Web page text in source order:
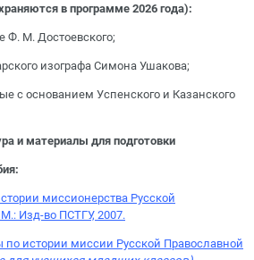
в программе 2026 года):
Ф. М. Достоевского;
изографа Симона Ушакова;
с основанием Успенского и Казанского
и материалы для подготовки
миссионерства Русской
Изд-во ПСТГУ, 2007.
истории миссии Русской Православной